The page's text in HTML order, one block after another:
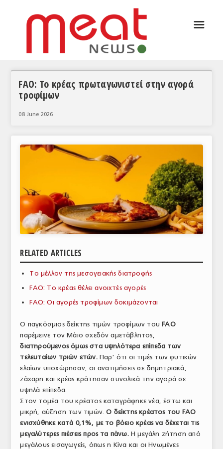
ΣΥΝΕΝΤΕΥΞΕΙΣ
ΘΕΜΑΤΑ
ΕΥΡΩΠΑΪΚΕΣ ΑΠΟΦΑΣΕΙΣ
ΘΕΜΑΤΑ
ΕΜΠΟΡΙΚΟΣ ΚΑΤΑΛΟΓΟΣ
ΠΑΡΑΓΩΓΗ & ΕΜΠΟΡΙΑ
ΕΞΟΠΛΙΣΜΟΣ
ΥΠΗΡΕΣΙΕΣ
ΕΜΠΟΡΙΚΟΙ ΑΝΤΙΠΡΟΣΩΠΟΙ
ΕΛΛΗΝΙΚΗ ΝΟΜΟΘΕΣΙΑ
ΕΥΡΩΠΑΪΚΗ ΝΟΜΟΘΕΣΙΑ
☰
FAO: Το κρέας πρωταγωνιστεί στην αγορά
τροφίμων
08 June 2026
RELATED ARTICLES
Το μέλλον της μεσογειακής διατροφής
FAO: Το κρέας θέλει ανοιχτές αγορές
FAO: Οι αγορές τροφίμων δοκιμάζονται
Ο παγκόσμιος δείκτης τιμών τροφίμων του FAO
παρέμεινε τον Μάιο σχεδόν αμετάβλητος,
διατηρούμενος όμως στα υψηλότερα επίπεδα των
τελευταίων τριών ετών.Παρ' ότι οι τιμές των φυτικών
ελαίων υποχώρησαν, οι ανατιμήσεις σε δημητριακά,
ζάχαρη και κρέας κράτησαν συνολικά την αγορά σε
υψηλά επίπεδα.
Στον τομέα του κρέατος καταγράφηκε νέα, έστω και
μικρή, αύξηση των τιμών.Ο δείκτης κρέατος του FAO
ενισχύθηκε κατά 0,1%, με το βόειο κρέας να δέχεται τις
μεγαλύτερες πιέσεις προς τα πάνω.Η μεγάλη ζήτηση από
μεγάλους εισαγωγείς, όπως η Κίνα και οι Ηνωμένες